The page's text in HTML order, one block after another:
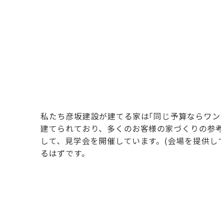
私たち彦坂建設が建てる家は｢同じ予算ならワ
建てられており、多くのお客様の家づくりの
して、見学会を開催しています。(会場を提供
るはずです。